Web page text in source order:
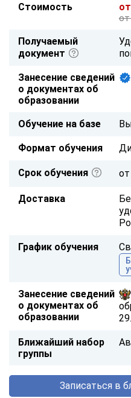
Стоимость
от
Получаемый
документ
Занесение сведений
о документах об
образовании
Обучение на базе
Формат обучения
Срок обучения
Доставка
График обучения
Занесение сведений
о документах об
образовании
Ближайший набор
группы
Записаться в